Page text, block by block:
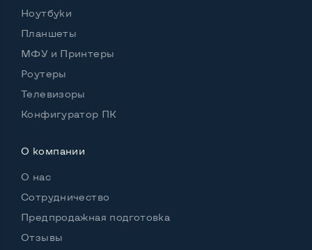
Ноутбуки
Планшеты
МФУ и Принтеры
Роутеры
Телевизоры
Конфигуратор ПК
О компании
О нас
Сотрудничество
Предпродажная подготовка
Отзывы